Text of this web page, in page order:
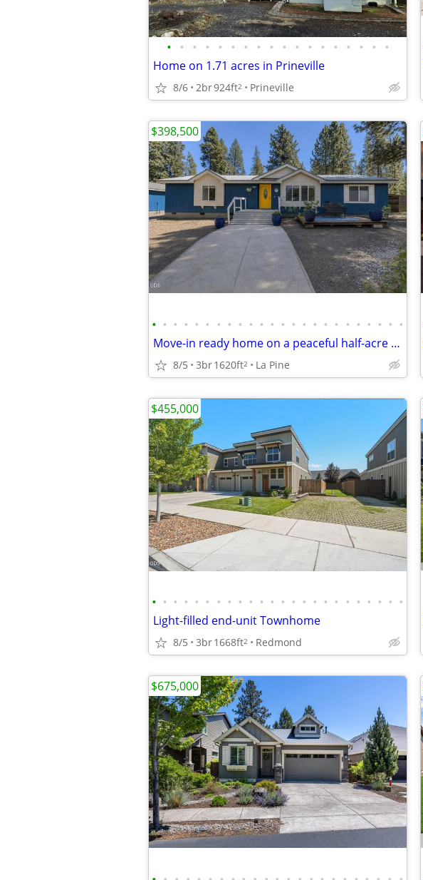
• • • • • • • • • • • • • • • • • •
Home on 1.71 acres in Prineville
8/6 2br924ft2 Prineville
• • • • • • • • • • • • • • • • • • • • • • • •
Move-in ready home on a peaceful half-acre lot!
8/5 3br1620ft2 La Pine
$398,500
• • • • • • • • • • • • • • • • • • • • • • • •
Light-filled end-unit Townhome
8/5 3br1668ft2 Redmond
$455,000
$675,000